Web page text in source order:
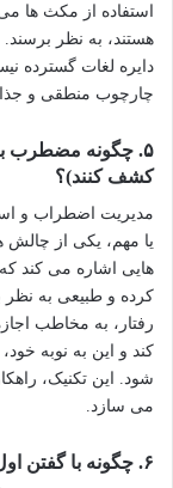
استفاده از مکث ها
هستند، به نظر
دایره لغات گسترده
چارچوب منطقی و
۵. چگونه مضطرب به
کشف کنند)؟
مدیریت اضطراب و
یا مهم، یکی از چالش
هایی اشاره می کند
کرده و طبیعی به نظر
رفتار، به مخاطب
کند و این به نوبه
شود. این تکنیک،
می سازد.
۶. چگونه با گفتن اول تو احترام و توجهشان را جلب کنید؟